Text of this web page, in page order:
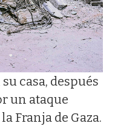
casa, después
un ataque
Franja de Gaza.